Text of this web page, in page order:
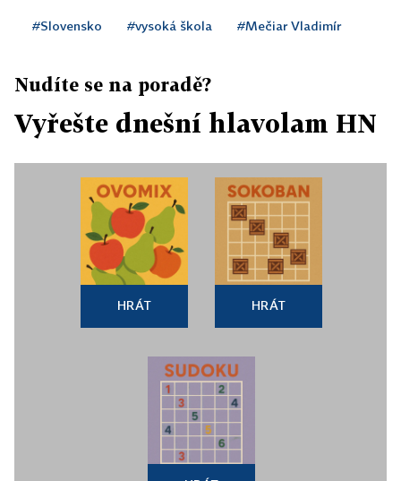
#Slovensko #vysoká škola #Mečiar Vladimír
Nudíte se na poradě?
Vyřešte dnešní hlavolam HN
HRÁT HRÁT